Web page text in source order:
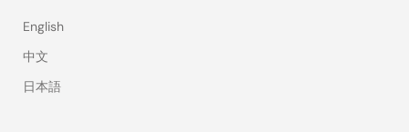
English
中文
日本語